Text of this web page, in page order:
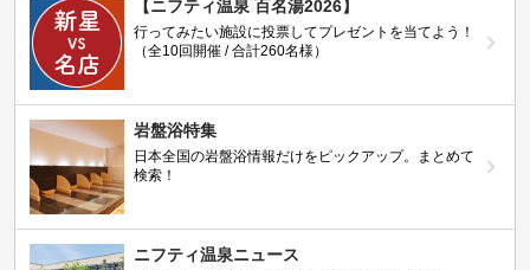
【ニフティ温泉 百名湯2026】
行ってみたい施設に投票してプレゼントを当てよう！
（全10回開催 / 合計260名様）
岩盤浴特集
日本全国の岩盤浴情報だけをピックアップ。まとめて
検索！
ニフティ温泉ニュース